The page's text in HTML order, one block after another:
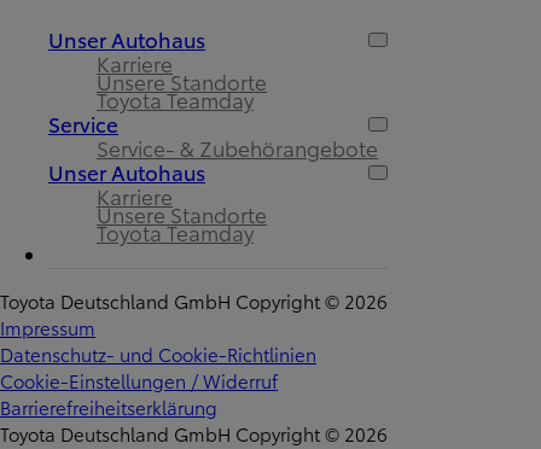
Unser Autohaus
Karriere
Unsere Standorte
Toyota Teamday
Service
Service- & Zubehörangebote
Unser Autohaus
Karriere
Unsere Standorte
Toyota Teamday
Toyota Deutschland GmbH Copyright © 2026
Impressum
Datenschutz- und Cookie-Richtlinien
Cookie-Einstellungen / Widerruf
Barrierefreiheitserklärung
Toyota Deutschland GmbH Copyright © 2026